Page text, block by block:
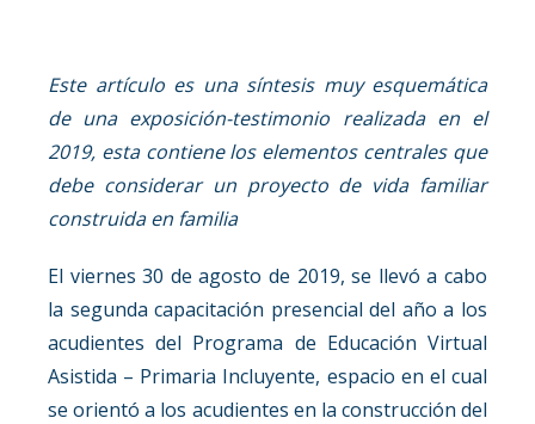
Este artículo es una síntesis muy esquemática
de una exposición-testimonio realizada en el
2019, esta contiene los elementos centrales que
debe considerar un proyecto de vida familiar
construida en familia
​​El viernes 30 de agosto de 2019, se llevó a cabo
la segunda capacitación presencial del año a los
acudientes del Programa de Educación Virtual
Asistida – Primaria Incluyente, espacio en el cual
se orientó a los acudientes en la construcción del